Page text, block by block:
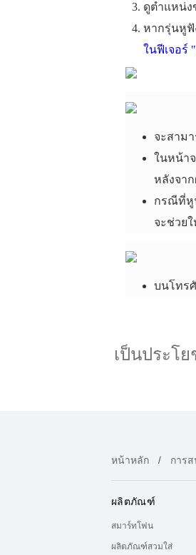
ดูตำแหน่
หากรุ่นหูฟั
ในฟีเจอร์
จะสาม
ในหน้า
หลังจา
กรณีที่หู
จะช่วย
บนโทร
เป็นประโ
หน้าหลัก การ
ผลิตภัณฑ์
สมาร์ทโฟน
ผลิตภัณฑ์สวมใส่